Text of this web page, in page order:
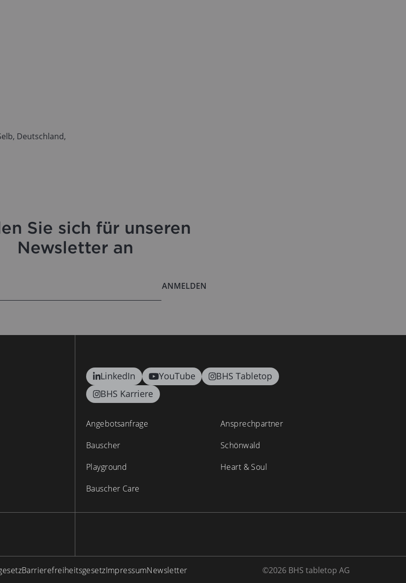
Deutschland,
Sie sich für unseren
Newsletter an
ANMELDEN
LinkedIn YouTube
BHS Tabletop
BHS Karriere
Angebotsanfrage
Ansprechpartner
Bauscher
Schönwald
Playground
Heart & Soul
Bauscher Care
BarrierefreiheitsgesetzImpressumNewsletter ©2026 BHS tabletop AG